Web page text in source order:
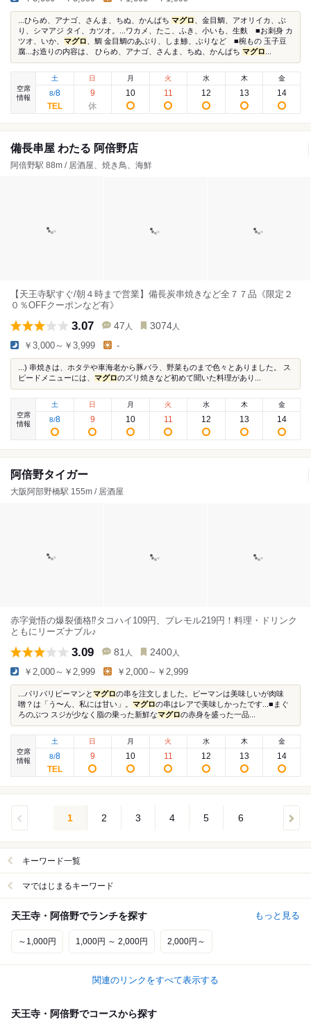
...ひらめ、アナゴ、さんま、ちぬ、かんぱち マグロ 、金目鯛、アオリイカ、ぶ
り、シマアジ タイ、カツオ。...ワカメ、たこ、ふき、小いも、生麩 ■お刺身 カ
ツオ、いか、 マグロ 、鯛 金目鯛のあぶり、しま鯵、ぶりなど ■椀もの 玉子豆
腐...お造りの内容は、 ひらめ、アナゴ、さんま、ちぬ、かんぱち マグロ
空席
情報
土
8/8
日
9
月
10
火
11
水
12
木
13
金
14
備長串屋 わたる 阿倍野店
阿倍野駅 88m / 居酒屋、焼き鳥、海鮮
【天王寺駅すぐ/朝４時まで営業】備長炭串焼きなど全７７品《限定２
０％OFFクーポンなど有》
3.07 47 人 3074 人
￥3,000～￥3,999 -
...) 串焼きは、ホタテや車海老から豚バラ、野菜ものまで色々とありました。 ス
ピードメニューには、 マグロのズリ焼きなど初めて聞いた料理があり...
空席
情報
土
8/8
日
9
月
10
火
11
水
12
木
13
金
14
阿倍野タイガー
大阪阿部野橋駅 155m / 居酒屋
赤字覚悟の爆裂価格⁉タコハイ109円、プレモル219円！料理・ドリンク
ともにリーズナブル♪
3.09 81 人 2400 人
￥2,000～￥2,999 ￥2,000～￥2,999
...パリパリピーマンとマグロの串を注文しました。ピーマンは美味しいが肉味
噌？は「う〜ん、私には甘い」。 マグロの串はレアで美味しかったです...■まぐ
ろのぶつ スジが少なく脂の乗った新鮮なマグロの赤身を盛った一品...
空席
情報
土
8/8
日
9
月
10
火
11
水
12
木
13
金
14
1 2 3 4 5 6
キーワード一覧
マではじまるキーワード
天王寺・阿倍野でランチを探す もっと見る
～1,000円 1,000円 ～ 2,000円 2,000円～
関連のリンクをすべて表示する
天王寺・阿倍野でコースから探す